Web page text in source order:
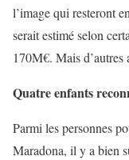
l’image qui resteront
serait estimé selon
170M€. Mais
Quatre enfants
Parmi les personnes
Maradona, il y a bien